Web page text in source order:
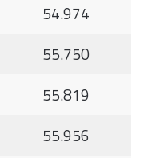
54.974
55.750
55.819
55.956